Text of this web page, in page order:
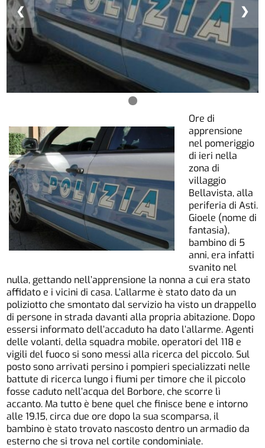
❮ ❯
Ore di
apprensione
nel pomeriggio
di ieri nella
zona di
villaggio
Bellavista, alla
periferia di Asti.
Gioele (nome di
fantasia),
bambino di 5
anni, era infatti
svanito nel
nulla, gettando nell’apprensione la nonna a cui era stato
affidato e i vicini di casa. L’allarme è stato dato da un
poliziotto che smontato dal servizio ha visto un drappello
di persone in strada davanti alla propria abitazione. Dopo
essersi informato dell’accaduto ha dato l’allarme. Agenti
delle volanti, della squadra mobile, operatori del 118 e
vigili del fuoco si sono messi alla ricerca del piccolo. Sul
posto sono arrivati persino i pompieri specializzati nelle
battute di ricerca lungo i fiumi per timore che il piccolo
fosse caduto nell’acqua del Borbore, che scorre lì
accanto. Ma tutto è bene quel che finisce bene e intorno
alle 19.15, circa due ore dopo la sua scomparsa, il
bambino è stato trovato nascosto dentro un armadio da
esterno che si trova nel cortile condominiale.